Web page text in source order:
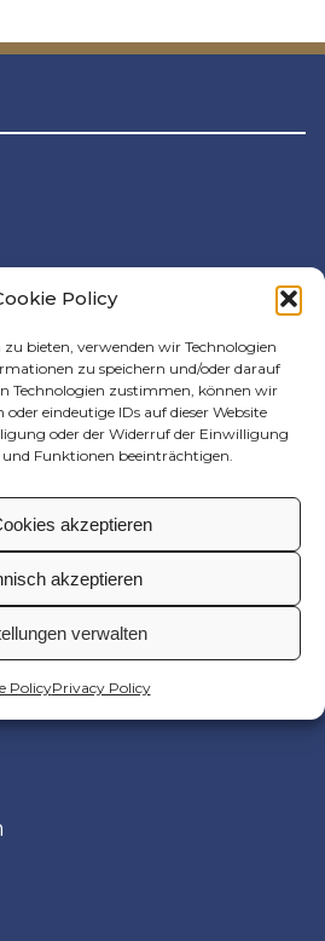
Policy
bieten, verwenden wir Technologien
zu speichern und/oder darauf
Technologien zustimmen, können wir
eindeutige IDs auf dieser Website
oder der Widerruf der Einwilligung
Funktionen beeinträchtigen.
akzeptieren
akzeptieren
verwalten
PolicyPrivacy Policy